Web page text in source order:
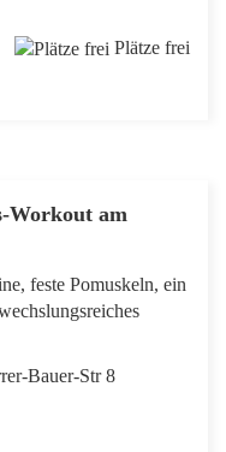
Plätze frei
Workout am
feste Pomuskeln, ein
Bauer-Str 8